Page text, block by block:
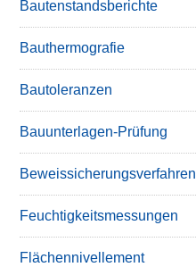
Bautenstandsberichte
Bauthermografie
Bautoleranzen
Bauunterlagen-Prüfung
Beweissicherungsverfahren
Feuchtigkeitsmessungen
Flächennivellement